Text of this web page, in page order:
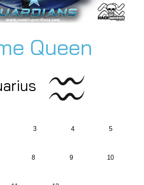
Queen
3 4 5
8 9 10